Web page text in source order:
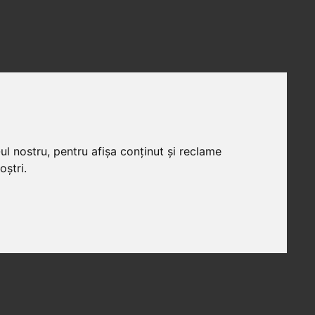
nostru, pentru afișa conținut și reclame